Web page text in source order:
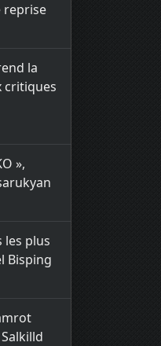
reprise
la
critiques
»,
les plus
Bisping